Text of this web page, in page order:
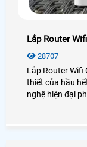
Lắp Router
28707
Lắp Router Wifi
thiết của hầu hết con
nghệ hiện đại